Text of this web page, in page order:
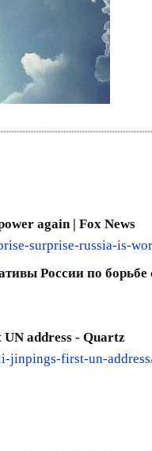
again | Fox News
surprise-russia-is-
России по борьбе
address - Quartz
jinpings-first-un-